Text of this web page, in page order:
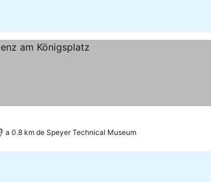
a 0.8 km de Speyer Technical Museum